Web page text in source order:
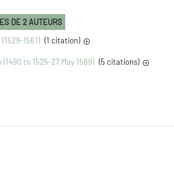
DE 2 AUTEURS
1561) (1 citation)
to 1525-27 May 1589) (5 citations)